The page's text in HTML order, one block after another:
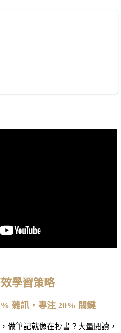
學習策略
雜訊，專注 20% 關鍵
做筆記就像在抄書？大量閱讀，